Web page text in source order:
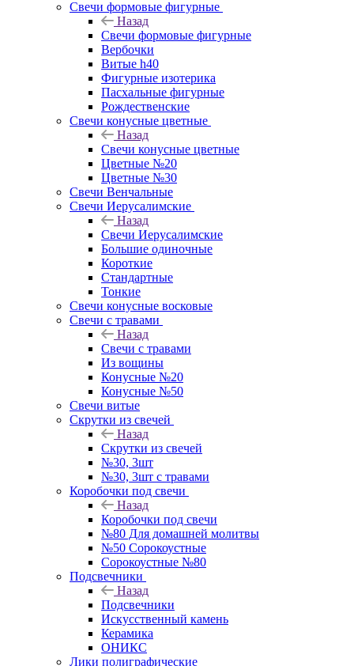
Свечи формовые фигурные
Назад
Свечи формовые фигурные
Вербочки
Витые h40
Фигурные изотерика
Пасхальные фигурные
Рождественские
Свечи конусные цветные
Назад
Свечи конусные цветные
Цветные №20
Цветные №30
Свечи Венчальные
Свечи Иерусалимские
Назад
Свечи Иерусалимские
Большие одиночные
Короткие
Стандартные
Тонкие
Свечи конусные восковые
Свечи с травами
Назад
Свечи с травами
Из вощины
Конусные №20
Конусные №50
Свечи витые
Скрутки из свечей
Назад
Скрутки из свечей
№30, 3шт
№30, 3шт с травами
Коробочки под свечи
Назад
Коробочки под свечи
№80 Для домашней молитвы
№50 Сорокоустные
Сорокоустные №80
Подсвечники
Назад
Подсвечники
Искусственный камень
Керамика
ОНИКС
Лики полиграфические